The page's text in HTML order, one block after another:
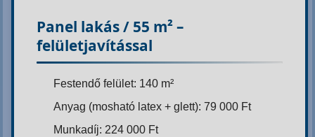
Panel lakás / 55 m² –
felületjavítással
Festendő felület: 140 m²
Anyag (mosható latex + glett): 79 000 Ft
Munkadíj: 224 000 Ft